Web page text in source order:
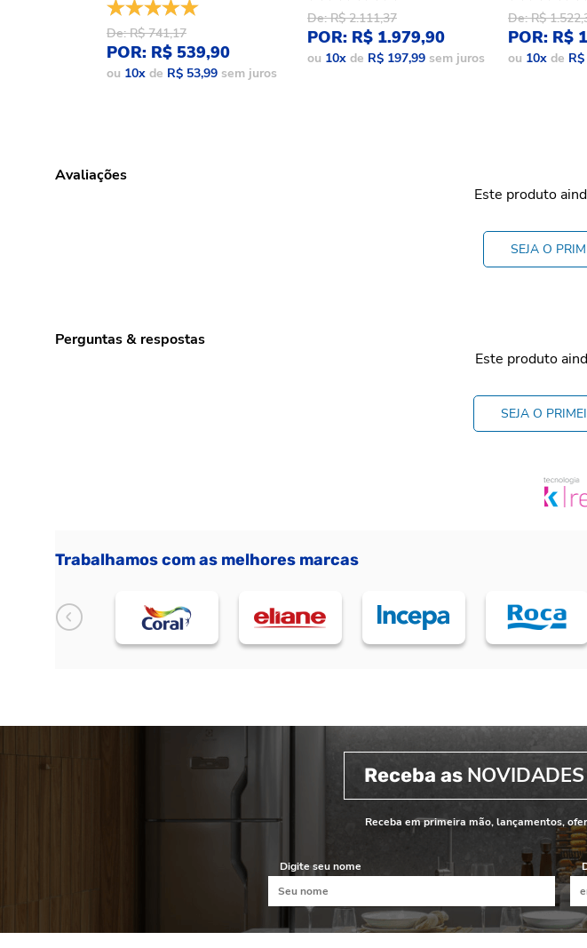
De: R$ 741,17
POR: R$ 539,90
ou 10x de R$ 53,99 sem juros
De: R$ 2.111,37
POR: R$ 1.979,90
ou 10x de R$ 197,99 sem juros
De: R$
POR: R$
ou 10x de
Avaliações
Este produto
SEJA O
Perguntas & respostas
Este produto
SEJA O
Trabalhamos com as melhores marcas
Receba asNOVIDADES
Receba em primeira mão, lançamentos,
Digite seu nome